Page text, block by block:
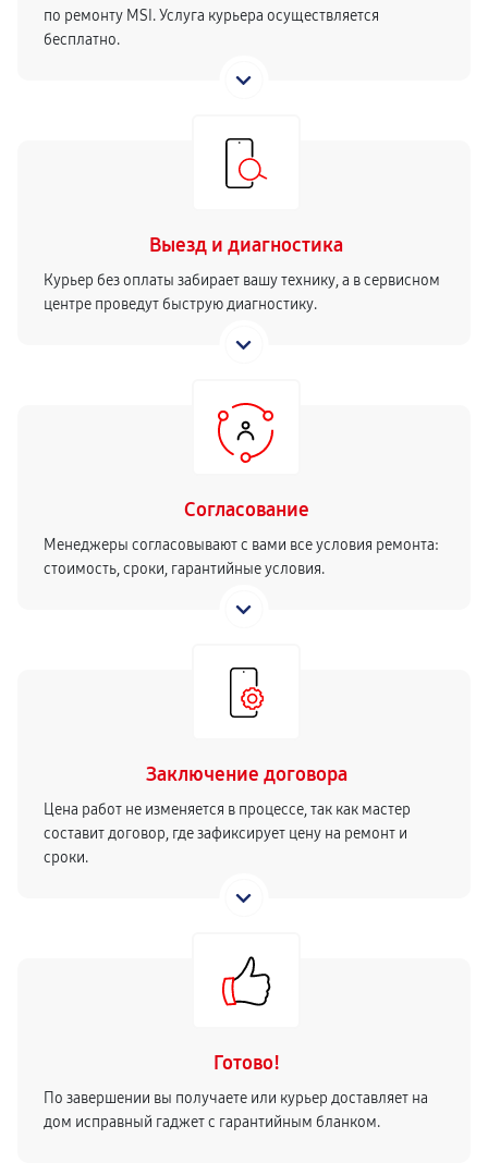
по ремонту MSI. Услуга курьера осуществляется
бесплатно.
Выезд и диагностика
Курьер без оплаты забирает вашу технику, а в сервисном
центре проведут быструю диагностику.
Согласование
Менеджеры согласовывают с вами все условия ремонта:
стоимость, сроки, гарантийные условия.
Заключение договора
Цена работ не изменяется в процессе, так как мастер
составит договор, где зафиксирует цену на ремонт и
сроки.
Готово!
По завершении вы получаете или курьер доставляет на
дом исправный гаджет с гарантийным бланком.